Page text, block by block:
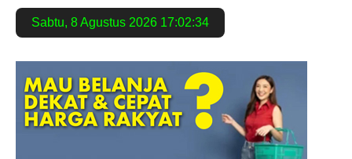
Sabtu, 8 Agustus 2026 17:02:35